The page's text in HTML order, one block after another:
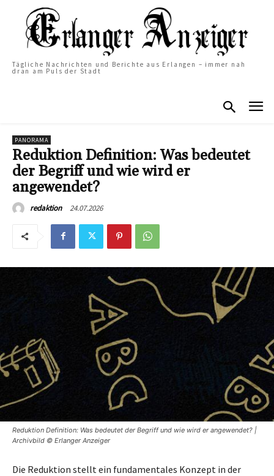
Tägliche Nachrichten und Berichte aus Erlangen – immer nah
dran am Puls der Stadt
PANORAMA
Reduktion Definition: Was bedeutet
der Begriff und wie wird er
angewendet?
redaktion 24.07.2026
Reduktion Definition: Was bedeutet der Begriff und wie wird er angewendet? |
Archivbild © Erlanger Anzeiger
Die Reduktion stellt ein fundamentales Konzept in der